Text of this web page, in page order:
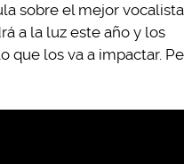
sobre el mejor
a la luz este año y los
que los va a impactar.